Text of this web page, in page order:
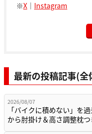
※X ｜ Instagram
最新の投稿記事(全
2026/08/07
「バイクに積めない」を
から肘掛け＆高さ調整枕